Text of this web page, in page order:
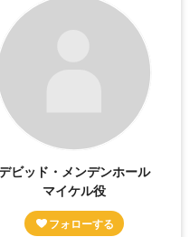
ビッド・メンデンホール
マイケル役